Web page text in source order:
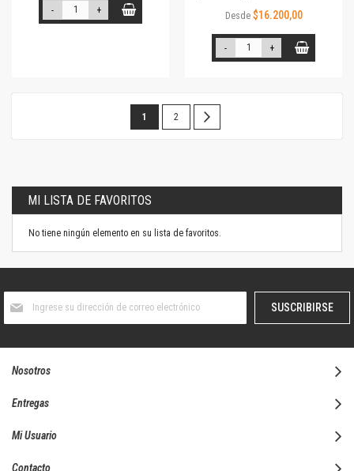
- +
Desde $16.200,00
- +
Página
Estás
página
1 Página
2
MI LISTA DE FAVORITOS
No tiene ningún elemento en su lista de favoritos.
boletín
SUSCRIBIRSE
Nosotros
Entregas
Mi Usuario
Contacto